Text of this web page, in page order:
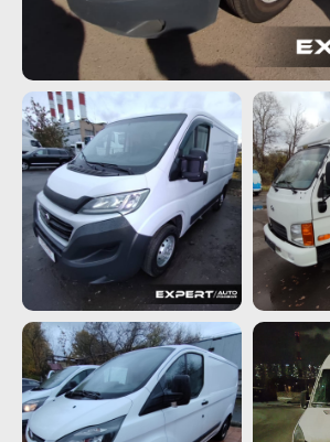
Все права защищены Copyright © 2016 - 2026.
Пользовательское соглашение